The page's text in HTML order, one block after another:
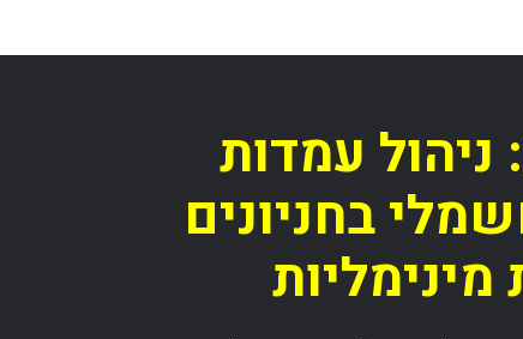
ניהול עמדות
בחניונים
מינימליות